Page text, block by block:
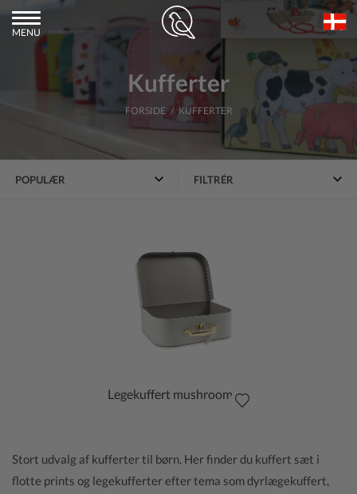
MENU
Kufferter
FORSIDE / KUFFERTER
FILTRÉR
Legekuffert mushroom
Stort udvalg af kufferter til børn. Her finder du kuffert sæt i
flotte prints og legekufferter efter tema som dyrlægekuffert,